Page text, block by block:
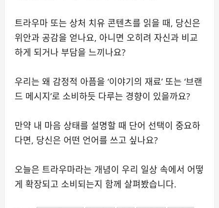
트라우마 또는 상처 치유 콘텐츠를 읽을 때, 당신은
위안과 공감을 얻나요, 아니면 오히려 자신과 비교
하게 되거나 부담을 느끼나요?
우리는 왜 감정적 아픔을 ‘이야기의 재료’ 또는 ‘브랜
드 메시지’로 소비하듯 다루는 경향이 있을까요?
만약 내 마음 상태를 설명할 때 단어 선택이 중요하
다면, 당신은 어떤 언어를 쓰고 싶나요?
오늘은 트라우마라는 개념이 우리 일상 속에서 어떻
게 확장되고 소비되는지 함께 살펴봤습니다.